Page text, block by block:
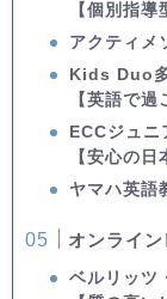
【個別指導
アクティメ
Kids Duo
【英語で過
ECCジュニ
【安心の日
ヤマハ英語
オンライン
ベルリッツ